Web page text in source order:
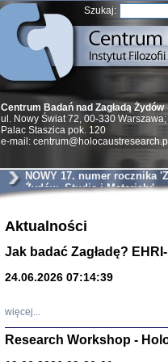
Szukaj:
Centrum Badań nad Zagładą Żydów
ul. Nowy Świat 72, 00-330 Warszawa;
Palac Staszica pok. 120
e-mail: centrum@holocaustresearch.pl
NOWY 17. numer rocznika
Żydów. Studia i Materiały'
Aktualności
Jak badać Zagładę?
24.06.2026 07:14:39
więcej...
Research Workshop -